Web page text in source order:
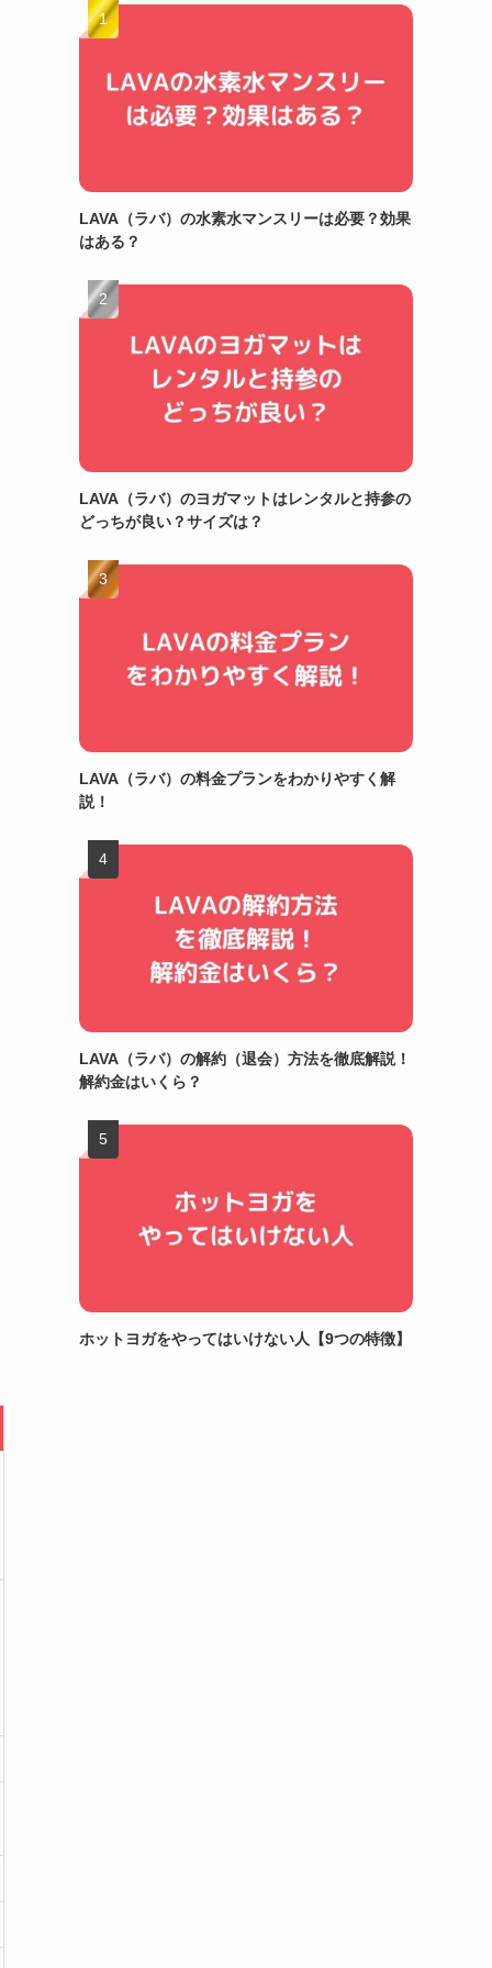
LAVA（ラバ）の水素水マンスリーは必要？効果
はある？
LAVA（ラバ）のヨガマットはレンタルと持参の
どっちが良い？サイズは？
LAVA（ラバ）の料金プランをわかりやすく解
説！
LAVA（ラバ）の解約（退会）方法を徹底解説！
解約金はいくら？
ホットヨガをやってはいけない人【9つの特徴】